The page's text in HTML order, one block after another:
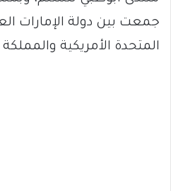
جمعت بين دولة الإمارات
المتحدة الأمريكية